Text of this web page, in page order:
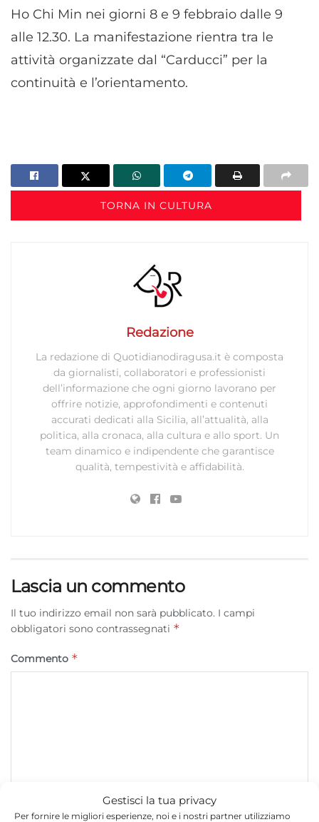
Gestisci la tua privacy
Per fornire le migliori esperienze, noi e i nostri partner utilizziamo
Ho Chi Min nei giorni 8 e 9 febbraio dalle 9
alle 12.30. La manifestazione rientra tra le
attività organizzate dal “Carducci” per la
continuità e l’orientamento.
TORNA IN CULTURA
Redazione
La redazione di Quotidianodiragusa.it è composta
da giornalisti, collaboratori e professionisti
dell’informazione che ogni giorno lavorano per
offrire notizie, approfondimenti e contenuti
accurati dedicati alla Sicilia, all’attualità, alla
politica, alla cronaca, alla cultura e allo sport. Un
team dinamico e indipendente che garantisce
qualità, tempestività e affidabilità.
Lascia un commento
Il tuo indirizzo email non sarà pubblicato. I campi
obbligatori sono contrassegnati *
Commento *